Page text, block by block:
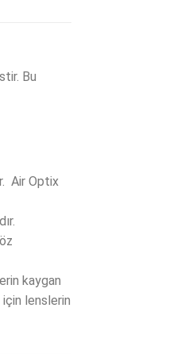
Bu
Air Optix
kaygan
lenslerin